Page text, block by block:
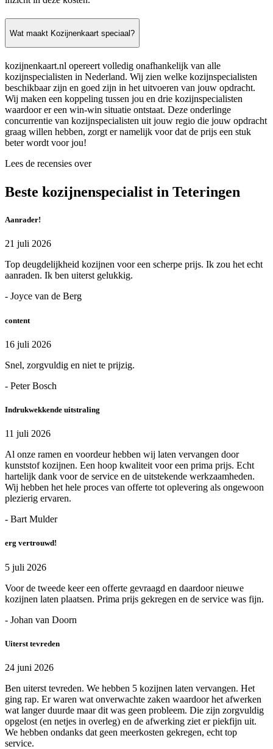
Wat maakt Kozijnenkaart speciaal?
kozijnenkaart.nl opereert volledig onafhankelijk van alle
kozijnspecialisten in Nederland. Wij zien welke kozijnspecialisten
beschikbaar zijn en goed zijn in het uitvoeren van jouw opdracht.
Wij maken een koppeling tussen jou en drie kozijnspecialisten
waardoor er een win-win situatie ontstaat. Deze onderlinge
concurrentie van kozijnspecialisten uit jouw regio die jouw opdracht
graag willen hebben, zorgt er namelijk voor dat de prijs een stuk
beter wordt voor jou!
Lees de recensies over
Beste kozijnenspecialist in Teteringen
Aanrader!
21 juli 2026
Top deugdelijkheid kozijnen voor een scherpe prijs. Ik zou het echt
aanraden. Ik ben uiterst gelukkig.
- Joyce van de Berg
content
16 juli 2026
Snel, zorgvuldig en niet te prijzig.
- Peter Bosch
Indrukwekkende uitstraling
11 juli 2026
Al onze ramen en voordeur hebben wij laten vervangen door
kunststof kozijnen. Een hoop kwaliteit voor een prima prijs. Echt
hartelijk dank voor de service en de uitstekende werkzaamheden.
Wij hebben het hele proces van offerte tot oplevering als ongewoon
plezierig ervaren.
- Bart Mulder
erg vertrouwd!
5 juli 2026
Voor de tweede keer een offerte gevraagd en daardoor nieuwe
kozijnen laten plaatsen. Prima prijs gekregen en de service was fijn.
- Johan van Doorn
Uiterst tevreden
24 juni 2026
Ben uiterst tevreden. We hebben 5 kozijnen laten vervangen. Het
ging rap. Er waren wat onverwachte zaken waardoor het afwerken
wat langer duurde maar dit was geen probleem. Die zijn zorgvuldig
opgelost (en netjes in overleg) en de afwerking ziet er piekfijn uit.
We hebben ondanks dat geen meerkosten gekregen, echt top
service.